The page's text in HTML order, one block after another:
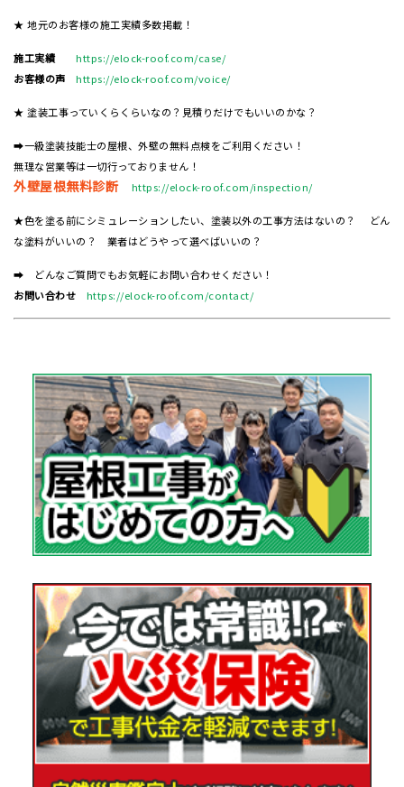
★ 地元のお客様の施工実績多数掲載！
施工実績
https://elock-roof.com/case/
お客様の声
https://elock-roof.com/voice/
★ 塗装工事っていくらくらいなの？見積りだけでもいいのかな？
➡一級塗装技能士の屋根、外壁の無料点検をご利用ください！
無理な営業等は一切行っておりません！
外壁屋根無料診断 https://elock-roof.com/inspection/
★色を塗る前にシミュレーションしたい、塗装以外の工事方法はないの？ どん
な塗料がいいの？ 業者はどうやって選べばいいの？
➡ どんなご質問でもお気軽にお問い合わせください！
お問い合わせ
https://elock-roof.com/contact/